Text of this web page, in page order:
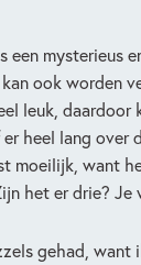
een mysterieus
ook worden
leuk, daardoor
heel lang over
moeilijk, want
het er drie? Je
gehad, want